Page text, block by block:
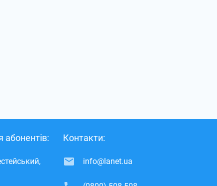
абонентів: Контакти:
info@lanet.ua